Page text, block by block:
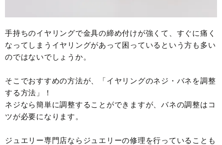
手持ちのイヤリングで金具の締め付けが強くて、すぐに痛く
なってしまうイヤリングがあって困っているという方も多い
のではないでしょうか。
そこでおすすめの方法が、「イヤリングのネジ・バネを調整
する方法」！
ネジなら簡単に調整することができますが、バネの調整はコ
ツが必要になります。
ジュエリー専門店ならジュエリーの修理を行っていることも